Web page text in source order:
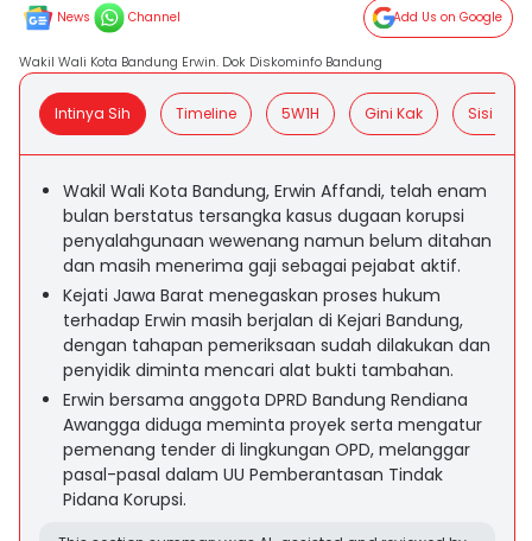
News Channel Add Us on Google
Wakil Wali Kota Bandung Erwin. Dok Diskominfo Bandung
Intinya Sih Timeline 5W1H Gini Kak Sisi
Wakil Wali Kota Bandung, Erwin Affandi, telah enam
bulan berstatus tersangka kasus dugaan korupsi
penyalahgunaan wewenang namun belum ditahan
dan masih menerima gaji sebagai pejabat aktif.
Kejati Jawa Barat menegaskan proses hukum
terhadap Erwin masih berjalan di Kejari Bandung,
dengan tahapan pemeriksaan sudah dilakukan dan
penyidik diminta mencari alat bukti tambahan.
Erwin bersama anggota DPRD Bandung Rendiana
Awangga diduga meminta proyek serta mengatur
pemenang tender di lingkungan OPD, melanggar
pasal-pasal dalam UU Pemberantasan Tindak
Pidana Korupsi.